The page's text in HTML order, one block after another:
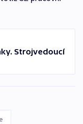
Strojvedoucí